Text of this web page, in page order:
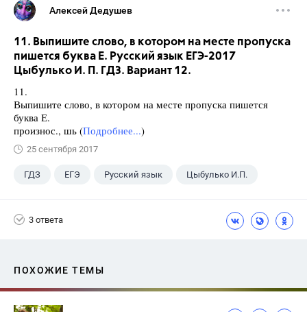
Алексей Дедушев
11. Выпишите слово, в котором на месте пропуска
пишется буква Е. Русский язык ЕГЭ-2017
Цыбулько И. П. ГДЗ. Вариант 12.
11.
Выпишите слово, в котором на месте пропуска пишется
буква Е.
произнос., шь (Подробнее...)
25 сентября 2017
ГДЗ ЕГЭ Русский язык Цыбулько И.П.
3 ответа
ПОХОЖИЕ ТЕМЫ